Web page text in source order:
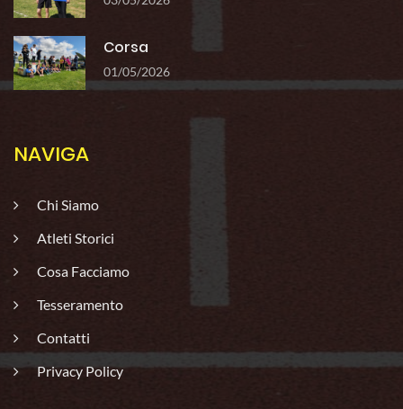
Corsa
01/05/2026
NAVIGA
Chi Siamo
Atleti Storici
Cosa Facciamo
Tesseramento
Contatti
Privacy Policy